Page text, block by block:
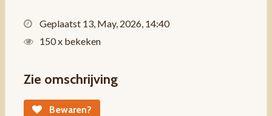
Geplaatst 13, May, 2026, 14:40
150 x bekeken
Zie omschrijving
Bewaren?